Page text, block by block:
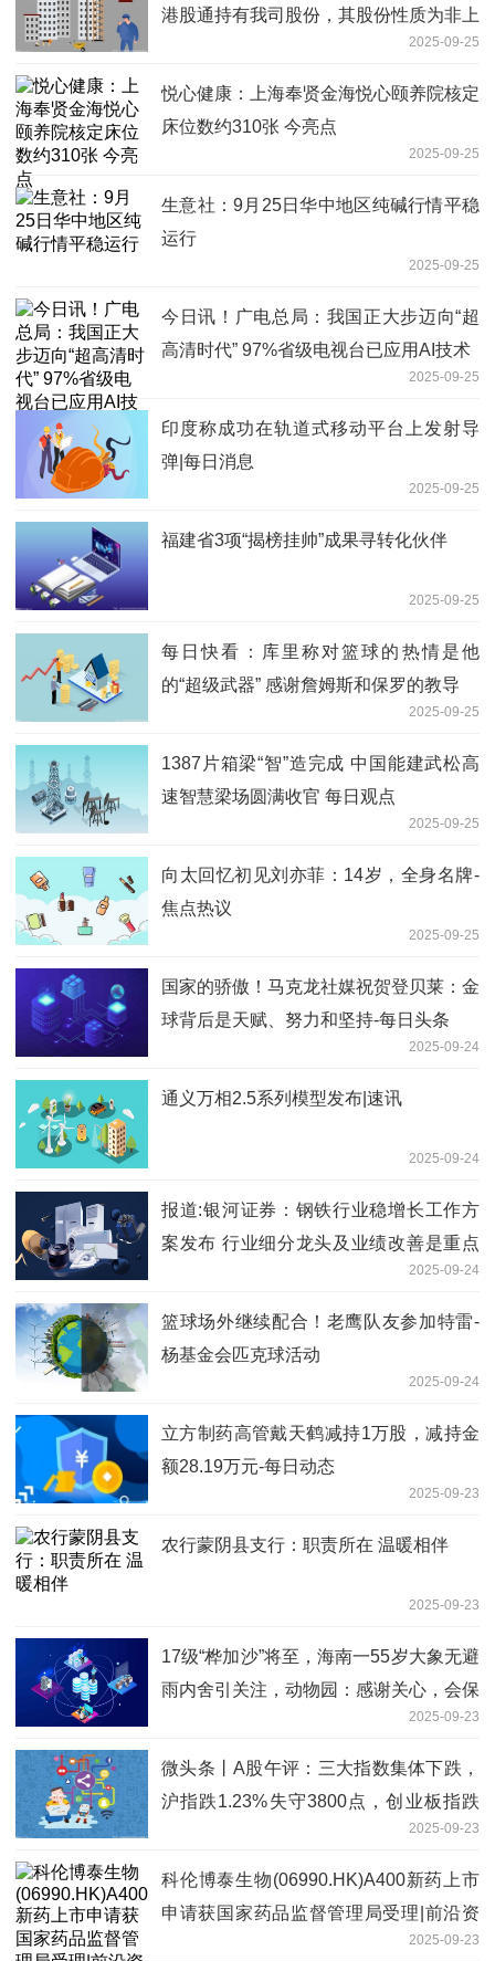
港股通持有我司股份，其股份性质为非上
市外资股，依法享有相关的非上市外资股
股东权利
2025-09-25
悦心健康：上海奉贤金海悦心颐养院核定
床位数约310张 今亮点
2025-09-25
生意社：9月25日华中地区纯碱行情平稳
运行
2025-09-25
今日讯！广电总局：我国正大步迈向“超
高清时代” 97%省级电视台已应用AI技术
2025-09-25
印度称成功在轨道式移动平台上发射导
弹|每日消息
2025-09-25
福建省3项“揭榜挂帅”成果寻转化伙伴
2025-09-25
每日快看：库里称对篮球的热情是他
的“超级武器” 感谢詹姆斯和保罗的教导
2025-09-25
1387片箱梁“智”造完成 中国能建武松高
速智慧梁场圆满收官 每日观点
2025-09-25
向太回忆初见刘亦菲：14岁，全身名牌-
焦点热议
2025-09-25
国家的骄傲！马克龙社媒祝贺登贝莱：金
球背后是天赋、努力和坚持-每日头条
2025-09-24
通义万相2.5系列模型发布|速讯
2025-09-24
报道:银河证券：钢铁行业稳增长工作方
案发布 行业细分龙头及业绩改善是重点
2025-09-24
篮球场外继续配合！老鹰队友参加特雷-
杨基金会匹克球活动
2025-09-24
立方制药高管戴天鹤减持1万股，减持金
额28.19万元-每日动态
2025-09-23
农行蒙阴县支行：职责所在 温暖相伴
2025-09-23
17级“桦加沙”将至，海南一55岁大象无避
雨内舍引关注，动物园：感谢关心，会保
2025-09-23
微头条丨A股午评：三大指数集体下跌，
沪指跌1.23%失守3800点，创业板指跌
1.75%北证50跌3.05%，银行股逆势上
涨！近5000股下跌，成交额17135亿放
量3579亿
2025-09-23
科伦博泰生物(06990.HK)A400新药上市
申请获国家药品监督管理局受理|前沿资
2025-09-23